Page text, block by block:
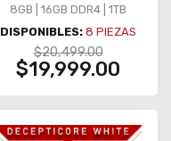
8GB | 16GB DDR4 | 1TB
NVMe | B550M | 650W Gold
DISPONIBLES: 8 PIEZAS
$20,499.00
$19,999.00